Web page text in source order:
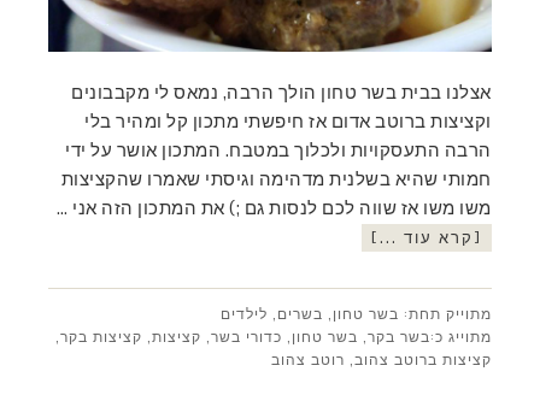
אצלנו בבית בשר טחון הולך הרבה, נמאס לי מקבבונים
וקציצות ברוטב אדום אז חיפשתי מתכון קל ומהיר בלי
הרבה התעסקויות ולכלוך במטבח. המתכון אושר על ידי
חמותי שהיא בשלנית מדהימה וגיסתי שאמרו שהקציצות
משו משו אז שווה לכם לנסות גם ;) את המתכון הזה אני …
[קרא עוד ...]
מתוייק תחת: בשר טחון, בשרים, לילדים
מתוייג כ:בשר בקר, בשר טחון, כדורי בשר, קציצות, קציצות בקר,
קציצות ברוטב צהוב, רוטב צהוב